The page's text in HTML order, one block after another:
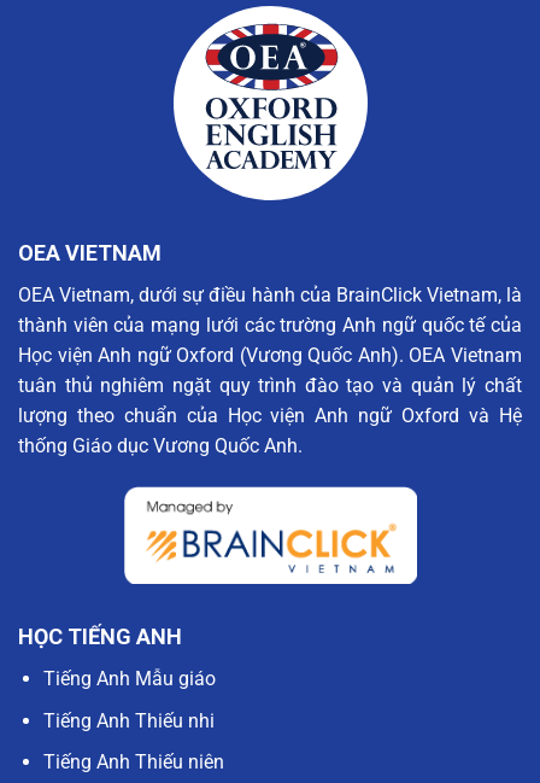
OEA VIETNAM
OEA Vietnam, dưới sự điều hành của BrainClick Vietnam, là
thành viên của mạng lưới các trường Anh ngữ quốc tế của
Học viện Anh ngữ Oxford (Vương Quốc Anh). OEA Vietnam
tuân thủ nghiêm ngặt quy trình đào tạo và quản lý chất
lượng theo chuẩn của Học viện Anh ngữ Oxford và Hệ
thống Giáo dục Vương Quốc Anh.
HỌC TIẾNG ANH
Tiếng Anh Mẫu giáo
Tiếng Anh Thiếu nhi
Tiếng Anh Thiếu niên